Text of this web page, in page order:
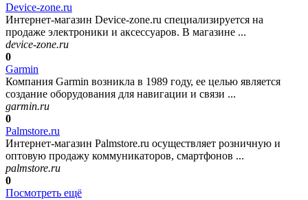
Device-zone.ru
Интернет-магазин Device-zone.ru специализируется на
продаже электроники и аксессуаров. В магазине ...
device-zone.ru
0
Garmin
Компания Garmin возникла в 1989 году, ее целью является
создание оборудования для навигации и связи ...
garmin.ru
0
Palmstore.ru
Интернет-магазин Palmstore.ru осуществляет розничную и
оптовую продажу коммуникаторов, смартфонов ...
palmstore.ru
0
Посмотреть ещё